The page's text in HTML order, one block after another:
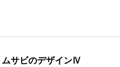
ムサビのデザインⅣ